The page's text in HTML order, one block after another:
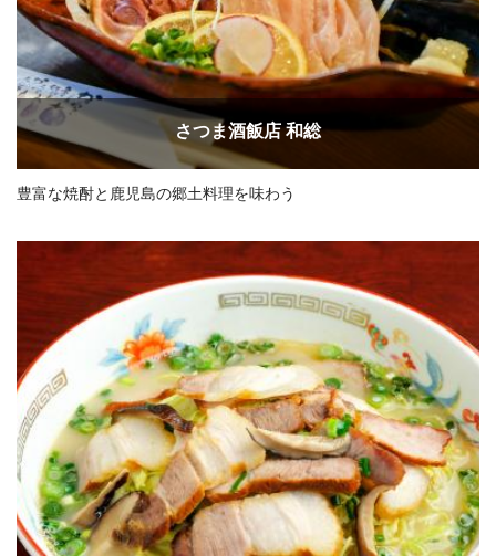
さつま酒飯店 和総
豊富な焼酎と鹿児島の郷土料理を味わう